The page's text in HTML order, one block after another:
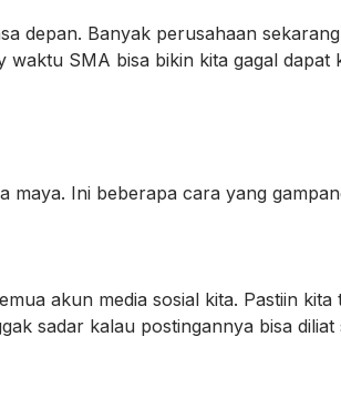
depan. Banyak perusahaan
SMA bisa bikin kita gagal dapat
maya. Ini beberapa cara yang
akun media sosial kita. Pastiin kita
sadar kalau postingannya bisa diliat